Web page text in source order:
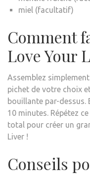
miel (facultatif)
Comment
Love Your
Assemblez
pichet de votre choix
bouillante par-dessus.
10 minutes. Répétez
total pour créer un
Liver !
Conseils